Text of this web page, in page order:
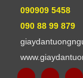
090909 5458
090 88 99 879